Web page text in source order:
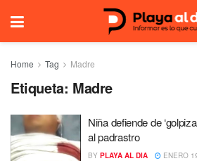
Home Tag Madre
Etiqueta: Madre
Niña defiende de
al padrastro
BY PLAYA AL DIA ENERO